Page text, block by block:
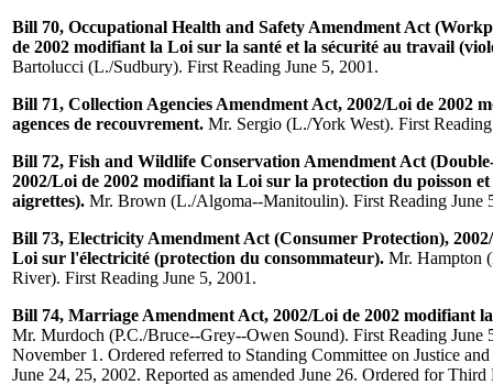
Bill 70, Occupational Health and Safety Amendment Act
de 2002 modifiant la Loi sur la santé et la sécurité au travail
Bartolucci (L./Sudbury). First Reading June 5, 2001.
Bill 71, Collection Agencies Amendment Act, 2002/Loi de 2002
agences de recouvrement. Mr. Sergio (L./York West). First
Bill 72, Fish and Wildlife Conservation Amendment Act
2002/Loi de 2002 modifiant la Loi sur la protection du poisson
aigrettes). Mr. Brown (L./Algoma--Manitoulin). First Reading June
Bill 73, Electricity Amendment Act (Consumer Protection),
Loi sur l'électricité (protection du consommateur). Mr. Hampton
River). First Reading June 5, 2001.
Bill 74, Marriage Amendment Act, 2002/Loi de 2002 modifiant
Mr. Murdoch (P.C./Bruce--Grey--Owen Sound). First Reading June
November 1. Ordered referred to Standing Committee on Justice
June 24, 25, 2002. Reported as amended June 26. Ordered for Third